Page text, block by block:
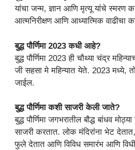
यांचा जन्म, ज्ञान आणि मृत्यू यांचे स्मरण
आत्मनिरीक्षण आणि आध्यात्मिक वाढीचा
बुद्ध पौर्णिमा 2023 कधी आहे?
बुद्ध पौर्णिमा 2023 ही चौथ्या चंद्र
जी सहसा मे महिन्यात येते. 2023 मध्ये,
जाईल.
बुद्ध पौर्णिमा कशी साजरी केली जाते?
बुद्ध पौर्णिमा जगभरातील बौद्ध बांधव
साजरी करतात. लोक मंदिरांना भेट
फुले देतात आणि विविध समारंभ आणि